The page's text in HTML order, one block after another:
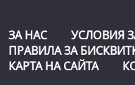
ЗА НАС
УСЛОВИЯ
ПРАВИЛА ЗА
КАРТА НА САЙТА